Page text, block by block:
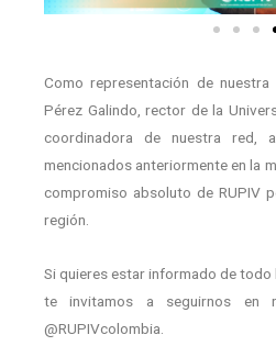
Como representación de
Pérez Galindo, rector de la
coordinadora de nuestra red,
mencionados anteriormente en la
compromiso absoluto de RUPIV
región.
Si quieres estar informado de todo
te invitamos a seguirnos en
@RUPIVcolombia.